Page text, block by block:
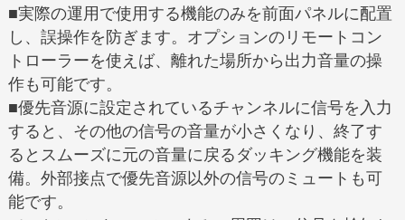
■実際の運用で使用する機能のみを前面パネルに配置
し、誤操作を防ぎます。オプションのリモートコン
トローラーを使えば、離れた場所から出力音量の操
作も可能です。
■優先音源に設定されているチャンネルに信号を入力
すると、その他の信号の音量が小さくなり、終了す
るとスムーズに元の音量に戻るダッキング機能を装
備。外部接点で優先音源以外の信号のミュートも可
能です。